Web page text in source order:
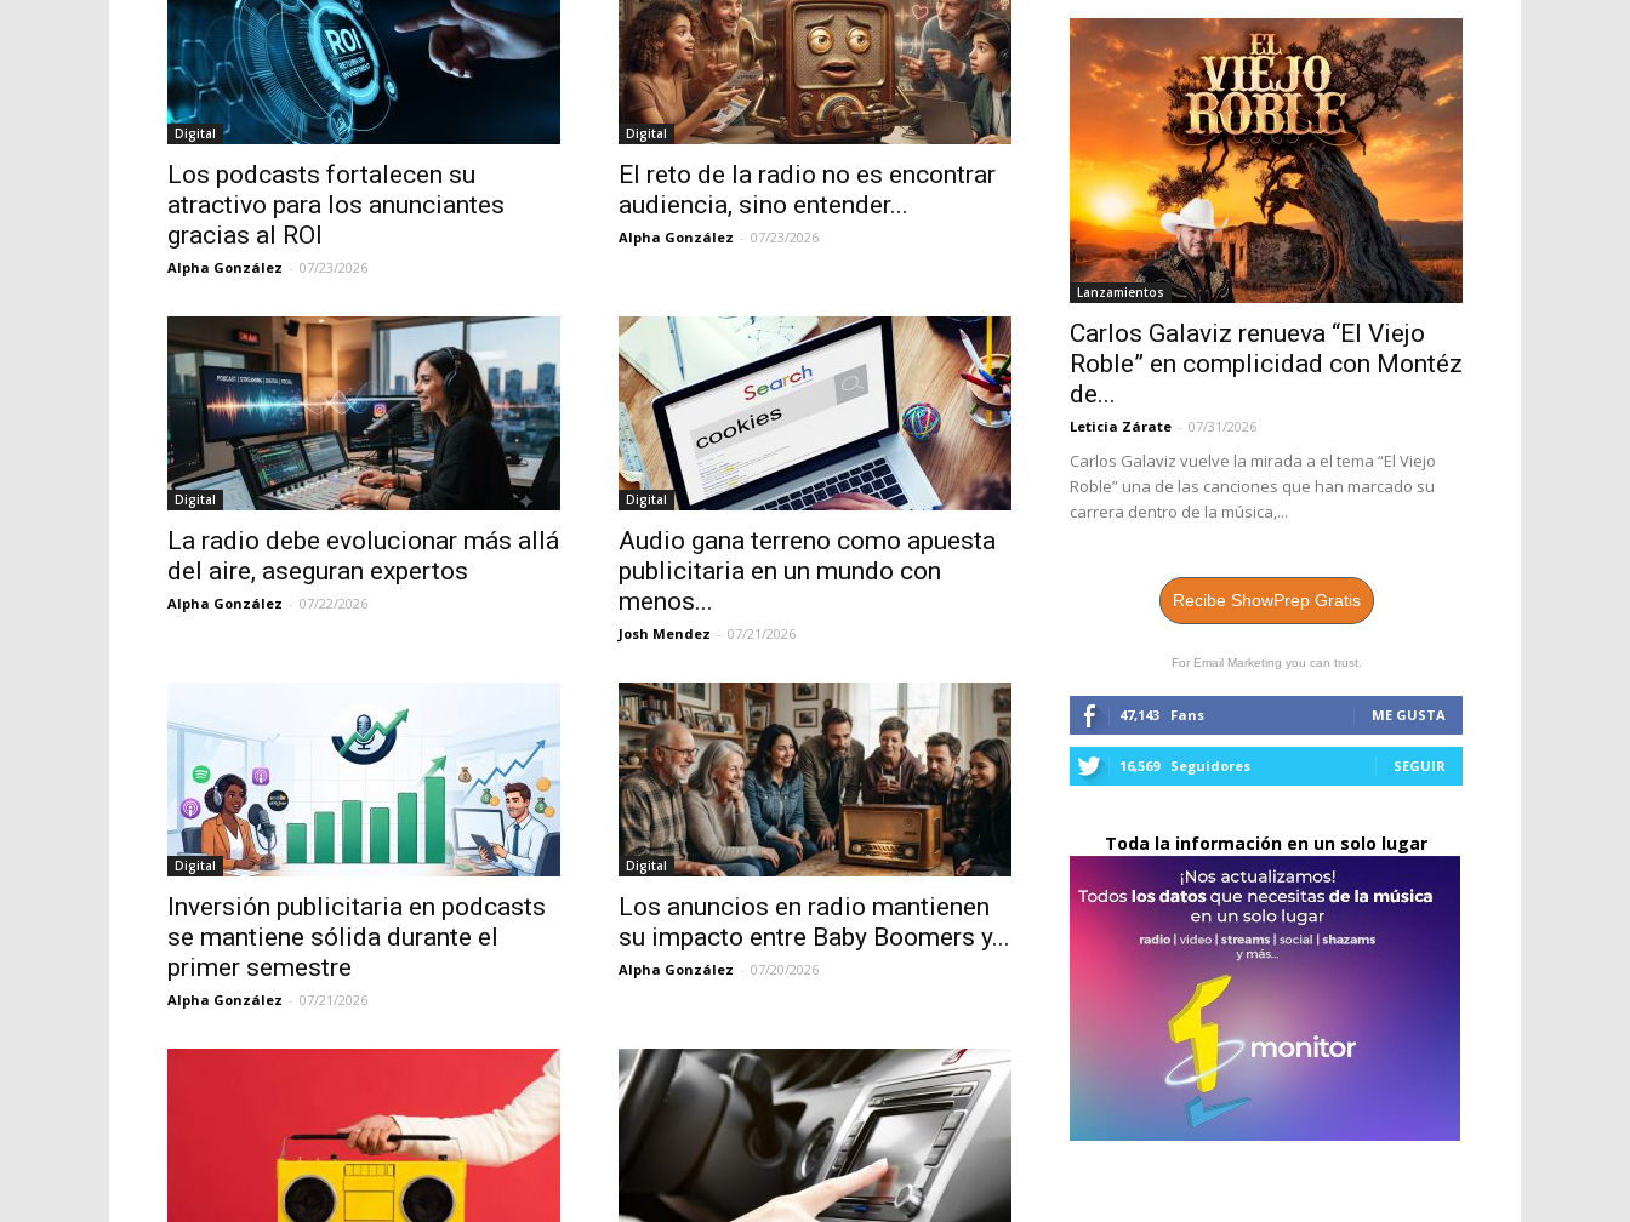
Digital
Los podcasts fortalecen su
atractivo para los anunciantes
gracias al ROI
Alpha González - 07/23/2026
Digital
El reto de la radio no es encontrar
audiencia, sino entender...
Alpha González - 07/23/2026
Digital
La radio debe evolucionar más allá
del aire, aseguran expertos
Alpha González - 07/22/2026
Digital
Audio gana terreno como apuesta
publicitaria en un mundo con
menos...
Josh Mendez - 07/21/2026
Digital
Inversión publicitaria en podcasts
se mantiene sólida durante el
primer semestre
Alpha González - 07/21/2026
Digital
Los anuncios en radio mantienen
su impacto entre Baby Boomers y...
Alpha González - 07/20/2026
Lanzamientos
Carlos Galaviz renueva “El Viejo
Roble” en complicidad con Montéz
de...
Leticia Zárate - 07/31/2026
Carlos Galaviz vuelve la mirada a el tema “El Viejo
Roble” una de las canciones que han marcado su
carrera dentro de la música,...
Recibe ShowPrep Gratis
For Email Marketing you can trust.
47,143 Fans ME GUSTA
16,569 Seguidores SEGUIR
Toda la información en un solo lugar